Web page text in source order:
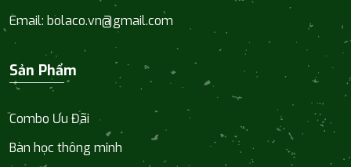
Email: bolaco.vn@gmail.com
Sản Phẩm
Combo Ưu Đãi
Bàn học thông minh